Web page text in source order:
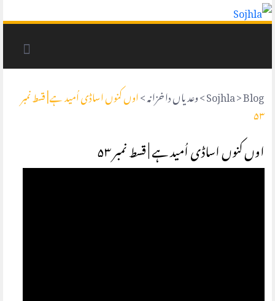
Sojhla>Blog
>وعد یاں دا خزانہ>اوں کنوں اساڈی اُمید ہے | قسط نمبر
۵۳
اوں کنوں اساڈی اُمید ہے | قسط نمبر ۵۳